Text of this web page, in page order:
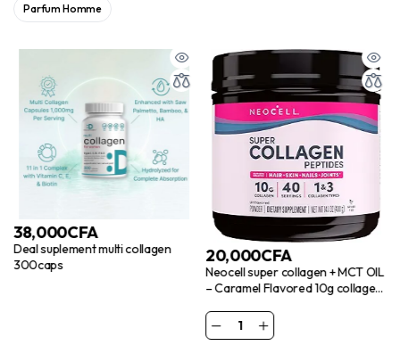
Parfum Homme
38,000CFA
Deal suplement multi collagen
300caps
20,000CFA
Neocell super collagen + MCT OIL
– Caramel Flavored 10g collagen